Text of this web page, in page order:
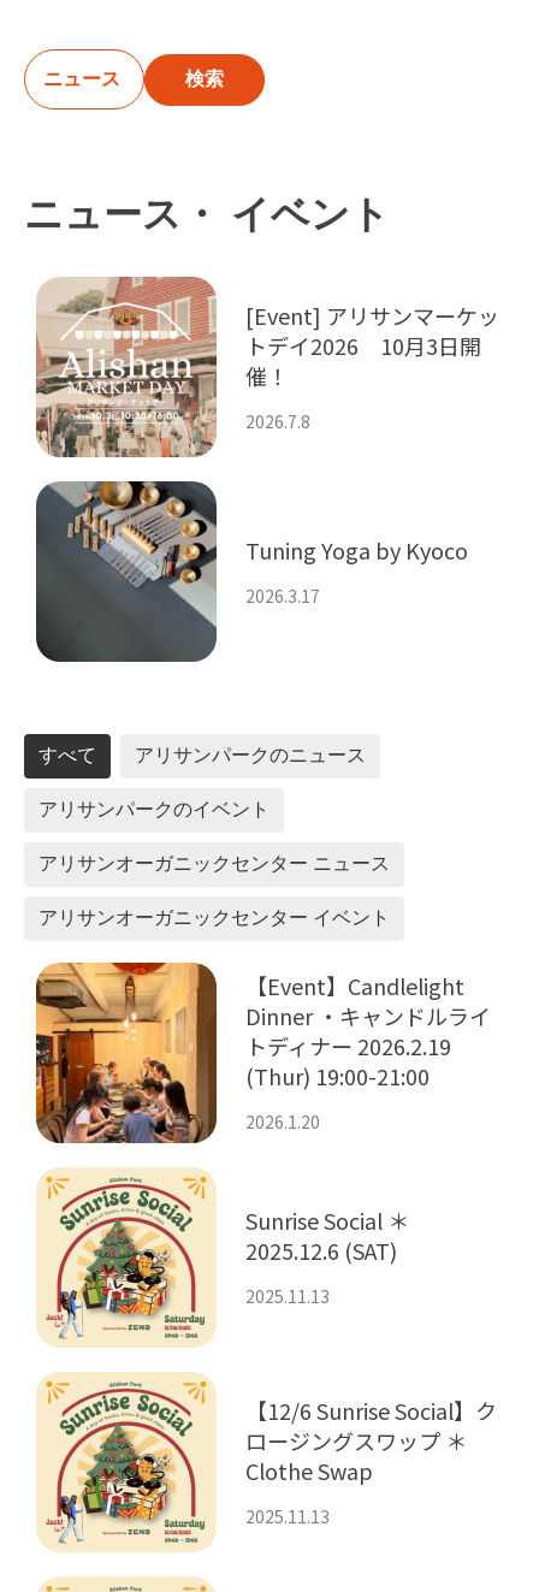
検索
ニュース・ イベント
[Event] アリサンマーケッ
トデイ2026 10月3日開
催！
2026.7.8
Tuning Yoga by Kyoco
2026.3.17
すべて アリサンパークのニュース
アリサンパークのイベント
アリサンオーガニックセンター ニュース
アリサンオーガニックセンター イベント
【Event】Candlelight
Dinner ・キャンドルライ
トディナー 2026.2.19
(Thur) 19:00-21:00
2026.1.20
Sunrise Social ＊
2025.12.6 (SAT)
2025.11.13
【12/6 Sunrise Social】ク
ロージングスワップ ＊
Clothe Swap
2025.11.13